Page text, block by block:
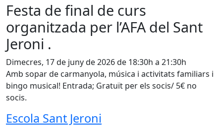
Festa de final de curs
organitzada per l’AFA del Sant
Jeroni .
Dimecres, 17 de juny de 2026 de 18:30h a 21:30h
Amb sopar de carmanyola, música i activitats familiars i
bingo musical! Entrada; Gratuït per els socis/ 5€ no
socis.
Escola Sant Jeroni